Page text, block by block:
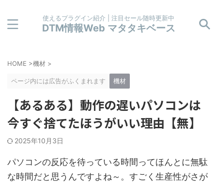
使えるプラグイン紹介 | 注目セール随時更新中
DTM情報Web マタタキベース
HOME >機材 >
ページ内には広告がふくまれます 機材
【あるある】動作の遅いパソコンは
今すぐ捨てたほうがいい理由【無】
2025年10月3日
パソコンの反応を待っている時間ってほんとに無駄
な時間だと思うんですよね～。すごく生産性がさが